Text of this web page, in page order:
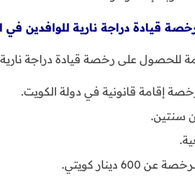
للحصول على رخصة قيادة دراجة
إقامة قانونية في دولة الكويت.
سنتين.
دينار كويتي.